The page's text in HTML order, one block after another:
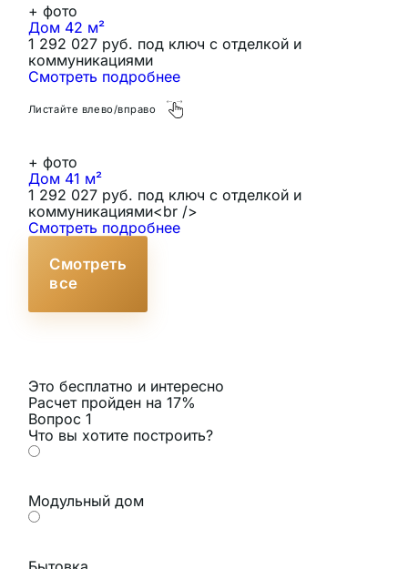
+ фото
Дом 42 м²
1 292 027 руб. под ключ с отделкой и
коммуникациями
Смотреть подробнее
Листайте влево/вправо
+ фото
Дом 41 м²
1 292 027 руб. под ключ с отделкой и
коммуникациями<br />
Смотреть подробнее
Смотреть
все
Это бесплатно и интересно
Расчет пройден на 17%
Вопрос 1
Что вы хотите построить?
Модульный дом